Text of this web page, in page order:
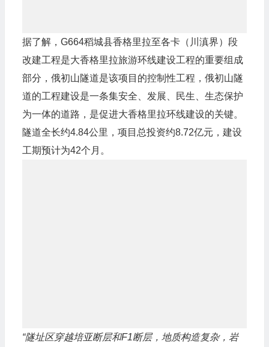
据了解，G664稻城县香格里拉至各卡（川滇界）段
改建工程是大香格里拉旅游环线建设工程的重要组成
部分，俄初山隧道是该项目的控制性工程，俄初山隧
道的工程建设是一条集安全、发展、民生、生态保护
为一体的道路，是促进大香格里拉环线建设的关键。
隧道全长约4.84公里，项目总投资约8.72亿元，建设
工期预计为42个月。
“隧址区穿越培亚断层和F1断层，地质构造复杂，岩